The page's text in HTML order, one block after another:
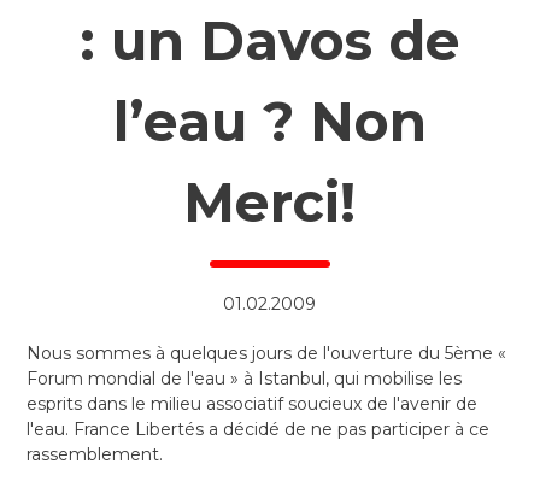
: un Davos de
l’eau ? Non
Merci!
01.02.2009
Nous sommes à quelques jours de l'ouverture du 5ème «
Forum mondial de l'eau » à Istanbul, qui mobilise les
esprits dans le milieu associatif soucieux de l'avenir de
l'eau. France Libertés a décidé de ne pas participer à ce
rassemblement.